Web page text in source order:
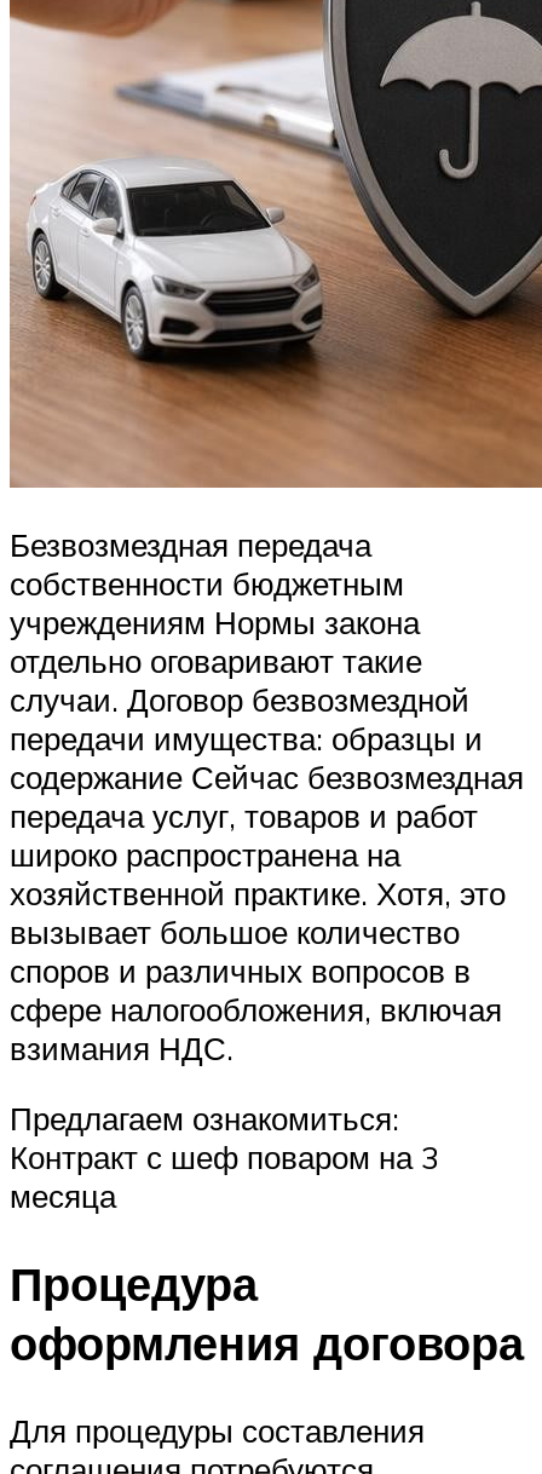
Безвозмездная передача
собственности бюджетным
учреждениям Нормы закона
отдельно оговаривают такие
случаи. Договор безвозмездной
передачи имущества: образцы и
содержание Сейчас безвозмездная
передача услуг, товаров и работ
широко распространена на
хозяйственной практике. Хотя, это
вызывает большое количество
споров и различных вопросов в
сфере налогообложения, включая
взимания НДС.
Предлагаем ознакомиться:
Контракт с шеф поваром на 3
месяца
Процедура
оформления договора
Для процедуры составления